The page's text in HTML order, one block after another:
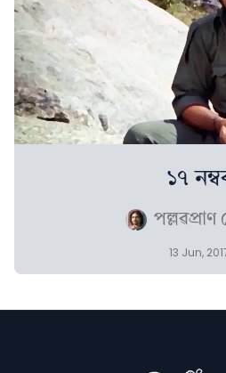
১৭
পল্লৱপ্ৰাণ
13 Jun,